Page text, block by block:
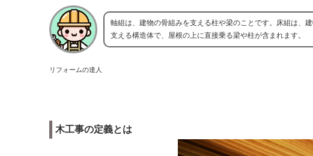
リフォームの達人
軸組は、建物の骨組みを支える柱や梁のことです。床組は、
支える構造体で、屋根の上に直接乗る梁や柱が含まれます。
木工事の定義とは